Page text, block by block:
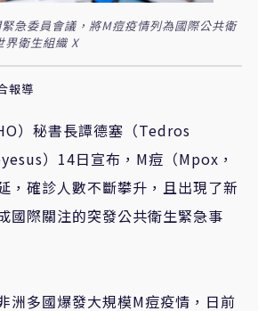
急委員會議，將M痘疫情列為國際公共衛
衛生組織 X
報導
）秘書長譚德塞（Tedros
）14日宣布，M痘（Mpox，
，確診人數不斷攀升，且出現了新
國際關注的突發公共衛生緊急事
洲多國爆發大規模M痘疫情，日前